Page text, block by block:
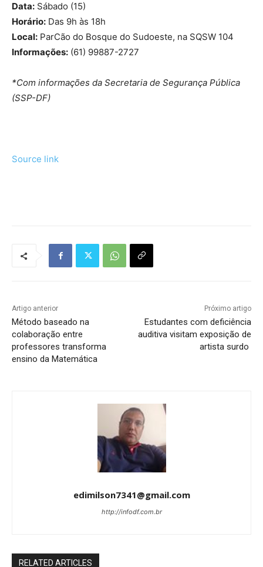
Data: Sábado (15)
Horário: Das 9h às 18h
Local: ParCão do Bosque do Sudoeste, na SQSW 104
Informações: (61) 99887-2727
*Com informações da Secretaria de Segurança Pública
(SSP-DF)
Source link
Artigo anterior
Método baseado na
colaboração entre
professores transforma
ensino da Matemática
Próximo artigo
Estudantes com deficiência
auditiva visitam exposição de
artista surdo
edimilson7341@gmail.com
http://infodf.com.br
RELATED ARTICLES